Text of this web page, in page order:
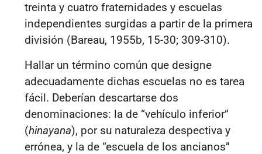
treinta y cuatro fraternidades y escuelas
independientes surgidas a partir de la primera
división (Bareau, 1955b, 15-30; 309-310).
Hallar un término común que designe
adecuadamente dichas escuelas no es tarea
fácil. Deberían descartarse dos
denominaciones: la de “vehículo inferior”
(hinayana), por su naturaleza despectiva y
errónea, y la de “escuela de los ancianos”